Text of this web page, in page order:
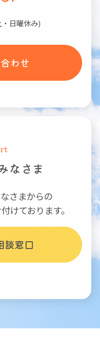
・日曜休み)
わせ
なさま
さまからの
けております。
談窓口